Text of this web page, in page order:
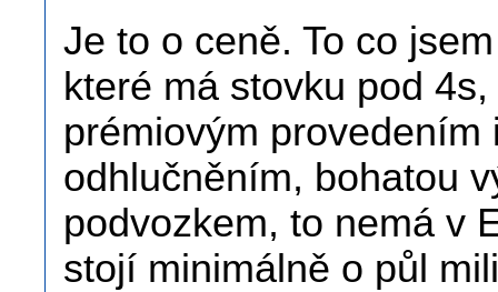
Je to o ceně. To co
které má stovku pod
prémiovým provedením
odhlučněním, bohatou
podvozkem, to nemá v
stojí minimálně o půl